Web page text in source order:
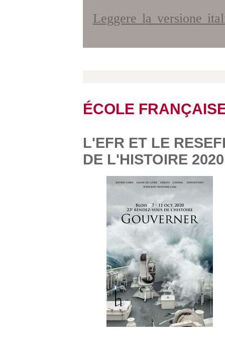
Leggere la versione
ÉCOLE
L'EFR ET LE
DE L'HISTOIRE